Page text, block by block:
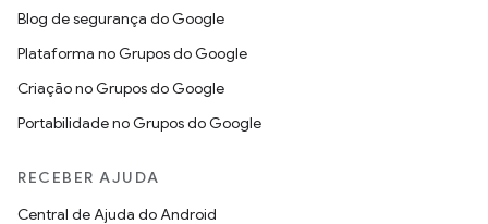
Blog de segurança do Google
Plataforma no Grupos do Google
Criação no Grupos do Google
Portabilidade no Grupos do Google
RECEBER AJUDA
Central de Ajuda do Android